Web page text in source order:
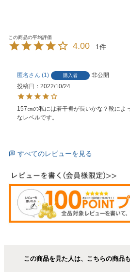
4.00 1
匿名 1 購入者
非公開
投稿日
2022/10/24
157㎝の私には若干裾が長いかな？靴によ
なレベルです。
すべてのレビューを見る
この商品を見た人は、こちらの商品